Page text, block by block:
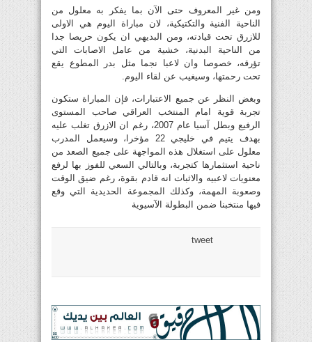
ومن غير المعروف حتى الآن بما يفكر به معلول من
الناحية الفنية والتكتيكية، لان مباراة اليوم هي الاولى
للازرق تحت قيادته، ومن البديهي ان يكون حريصا جدا
من الناحية البدنية، خشية من عامل الاصابات التي
تؤرقه، خصوصا وان لاعبا نجما مثل بدر المطوع يقع
تحت رحمتها، وسيغيب عن لقاء اليوم.
وبغض النظر عن جميع الاعتبارات، فإن المباراة ستكون
تجربة قوية امام المنتخب العراقي صاحب المستوى
الرفيع وبطل آسيا عام 2007، رغم ان الازرق تغلب عليه
بهدف يتيم في خليجي 22 مؤخرا، وسيعمل المدرب
معلول على استغلال هذه المواجهة على جميع الصعد من
ناحية استثمارها كتجربة، وبالتالي السعي للفوز بها لرفع
معنويات لاعبيه والاثبات انه قادم بقوة، رغم ضيق الوقت
وصعوبة المهمة، وكذلك المجموعة الحديدية التي وقع
فيها منتخبنا ضمن البطولة الآسيوية
tweet